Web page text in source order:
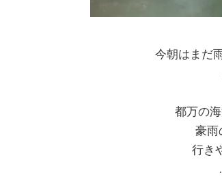
今朝はまだ
都万の
豪雨
行き